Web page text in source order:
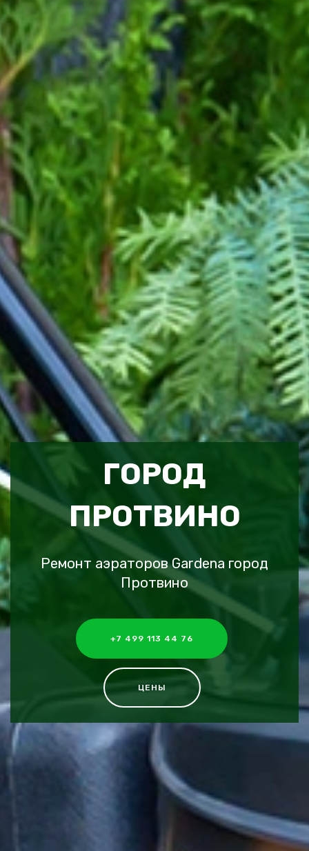
ГОРОД
ПРОТВИНО
Ремонт аэраторов Gardena город
Протвино
+7 499 113 44 76
ЦЕНЫ